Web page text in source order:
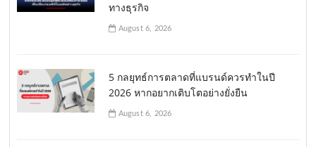
ทางธุรกิจ
August 6, 2026
5 กลยุทธ์การตลาดที่แบรนด์ควรทำในปี
2026 หากอยากเติบโตอย่างยั่งยืน
August 6, 2026